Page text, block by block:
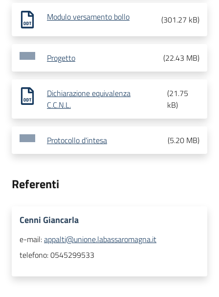
Modulo versamento bollo (301.27 kB)
Progetto (22.43 MB)
Dichiarazione equivalenza
C.C.N.L.
(21.75
kB)
Protocollo d'intesa (5.20 MB)
Referenti
Cenni Giancarla
e-mail:appalti@unione.labassaromagna.it
telefono:0545299533